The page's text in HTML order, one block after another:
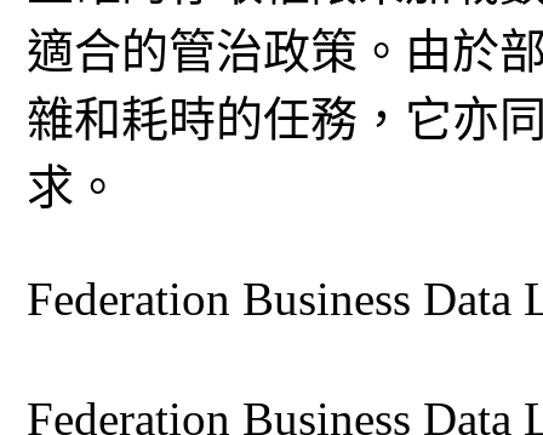
適合的管治政策。由於
雜和耗時的任務，它亦
求。
Federation Business Data
Federation Business